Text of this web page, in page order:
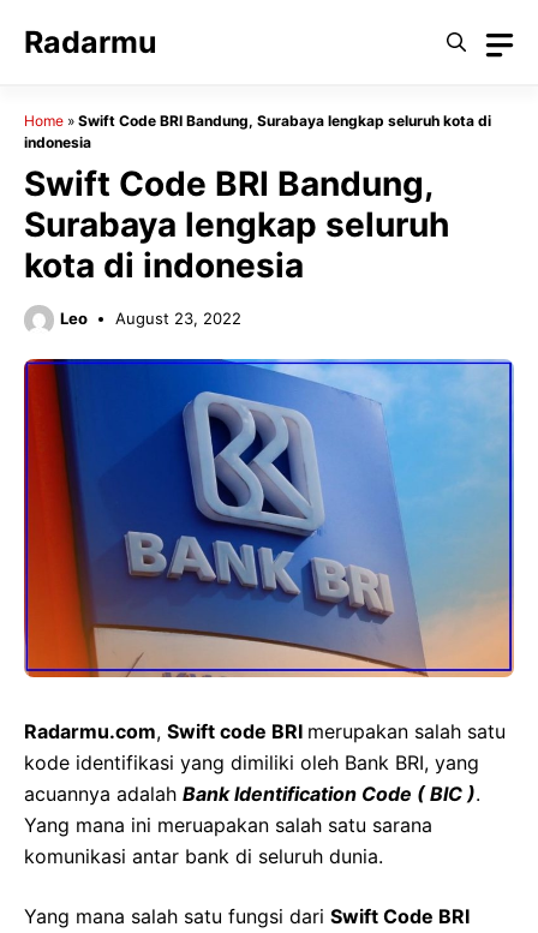
Radarmu
Home » Swift Code BRI Bandung, Surabaya lengkap seluruh kota di
indonesia
Swift Code BRI Bandung,
Surabaya lengkap seluruh
kota di indonesia
Leo August 23, 2022
Radarmu.com, Swift code BRI merupakan salah satu
kode identifikasi yang dimiliki oleh Bank BRI, yang
acuannya adalah Bank Identification Code ( BIC ).
Yang mana ini meruapakan salah satu sarana
komunikasi antar bank di seluruh dunia.
Yang mana salah satu fungsi dari Swift Code BRI